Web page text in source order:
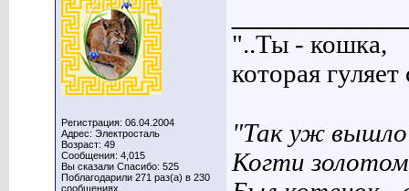
Регистрация: 06.04.2004
Адрес: Электросталь
Возраст: 49
Сообщения: 4,015
Вы сказали Спасибо: 525
Поблагодарили 271 раз(а) в 230
сообщениях
"..Ты - кошка,
которая
"Так уж вышло
Когти